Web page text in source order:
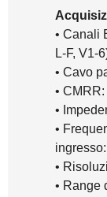
• Canali
L-F, V1-
• Cavo
•
•
•
•
• Range